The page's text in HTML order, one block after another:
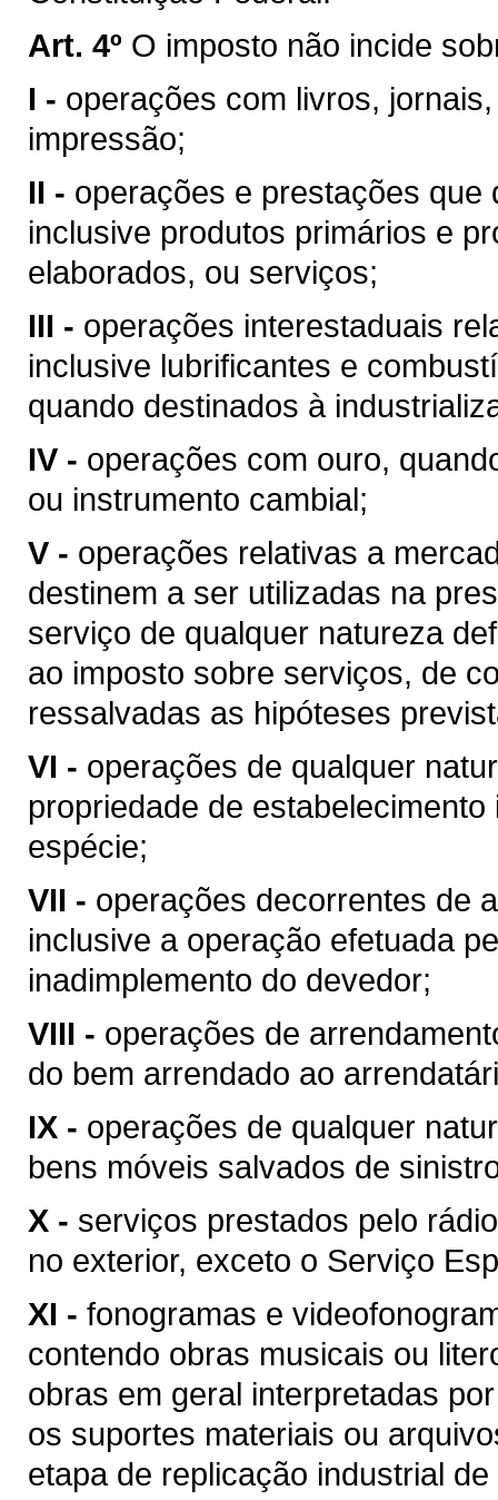
Art. 4º O imposto não incide
I - operações com livros,
impressão;
II - operações e prestações
inclusive produtos primários e
elaborados, ou serviços;
III - operações interestaduais
inclusive lubrificantes e
quando destinados à
IV - operações com ouro,
ou instrumento cambial;
V - operações relativas a
destinem a ser utilizadas na
serviço de qualquer natureza
ao imposto sobre serviços, de
ressalvadas as hipóteses
VI - operações de qualquer
propriedade de
espécie;
VII - operações decorrentes de
inclusive a operação efetuada
inadimplemento do devedor;
VIII - operações de
do bem arrendado ao
IX - operações de qualquer
bens móveis salvados de
X - serviços prestados pelo
no exterior, exceto o Serviço
XI - fonogramas e
contendo obras musicais ou
obras em geral interpretadas
os suportes materiais ou
etapa de replicação industrial